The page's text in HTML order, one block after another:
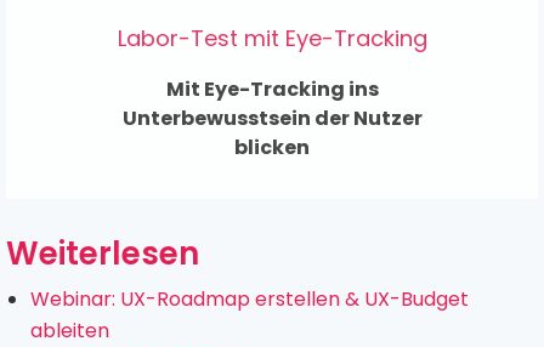
Labor-Test mit Eye-Tracking
Mit Eye-Tracking ins
Unterbewusstsein der Nutzer
blicken
Weiterlesen
Webinar: UX-Roadmap erstellen & UX-Budget
ableiten